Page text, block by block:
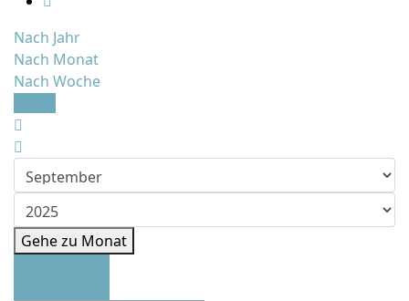
Nach Jahr
Nach Monat
Nach Woche
Gehe zu Monat